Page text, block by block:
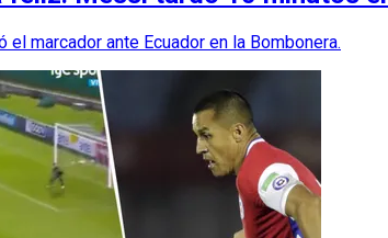
el marcador ante Ecuador en la Bombonera.